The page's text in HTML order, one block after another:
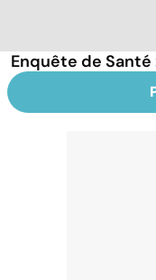
Enquête de Santé